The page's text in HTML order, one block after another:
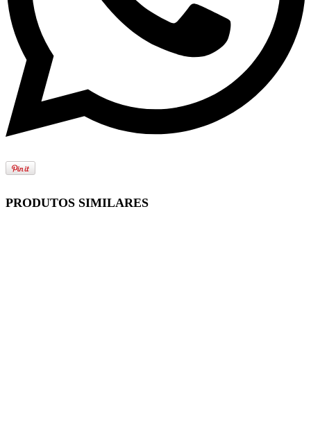
PRODUTOS SIMILARES